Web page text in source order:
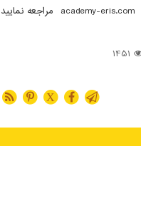
academy-eris.com مراجعه نمایید
1451
X